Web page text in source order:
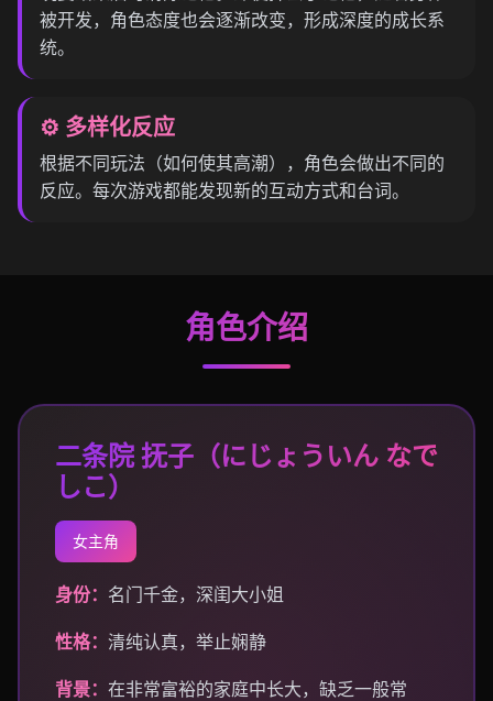
被开发，角色态度也会逐渐改变，形成深度的成长系
统。
⚙️ 多样化反应
根据不同玩法（如何使其高潮），角色会做出不同的
反应。每次游戏都能发现新的互动方式和台词。
角色介绍
二条院 抚子（にじょういん なで
しこ）
女主角
身份： 名门千金，深闺大小姐
性格： 清纯认真，举止娴静
背景： 在非常富裕的家庭中长大，缺乏一般常